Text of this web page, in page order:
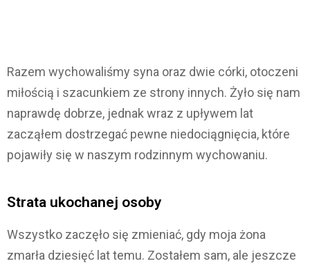
Razem wychowaliśmy syna oraz dwie córki, otoczeni
miłością i szacunkiem ze strony innych. Żyło się nam
naprawdę dobrze, jednak wraz z upływem lat
zacząłem dostrzegać pewne niedociągnięcia, które
pojawiły się w naszym rodzinnym wychowaniu.
Strata ukochanej osoby
Wszystko zaczęło się zmieniać, gdy moja żona
zmarła dziesięć lat temu. Zostałem sam, ale jeszcze